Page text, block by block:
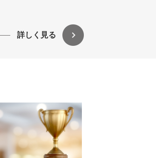
詳しく見る